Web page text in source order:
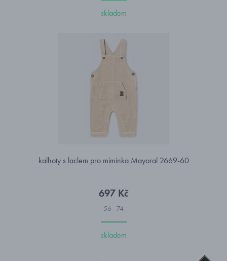
skladem
kalhoty s laclem pro miminka Mayoral 2669-60
697 Kč
56 74
skladem